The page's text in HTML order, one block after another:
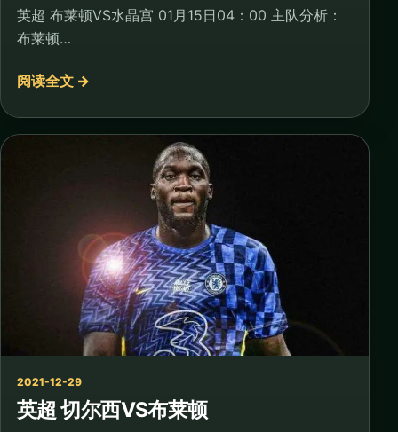
英超 布莱顿VS水晶宫 01月15日04：00 主队分析：
布莱顿…
阅读全文 →
2021-12-29
英超 切尔西VS布莱顿